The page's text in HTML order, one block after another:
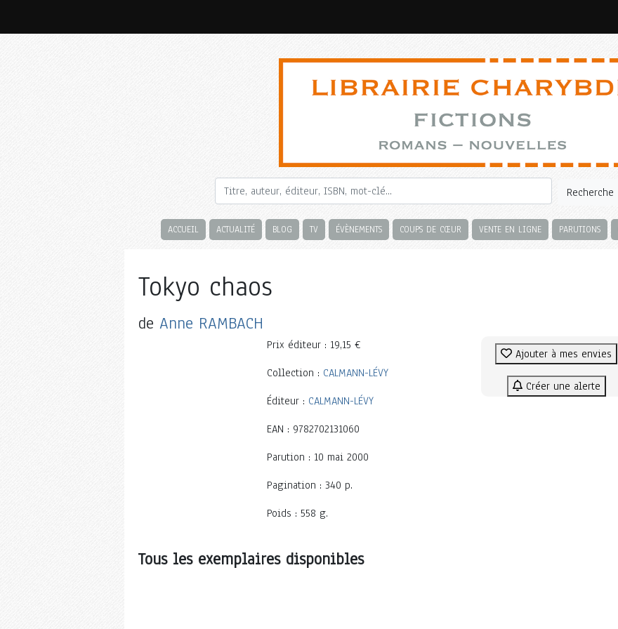
Recherche
ACCUEIL ACTUALITÉ BLOG TV ÉVÈNEMENTS COUPS DE CŒUR VENTE EN LIGNE PARUTIONS
Tokyo chaos
de Anne RAMBACH
Prix éditeur : 19,15 €
Collection : CALMANN-LÉVY
Éditeur : CALMANN-LÉVY
EAN : 9782702131060
Parution : 10 mai 2000
Pagination : 340 p.
Poids : 558 g.
Ajouter à mes envies
Créer une alerte
Tous les exemplaires disponibles